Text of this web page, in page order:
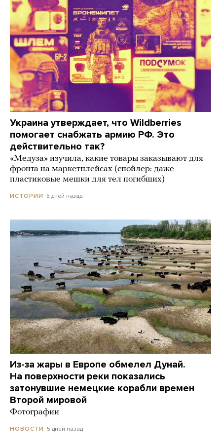
Украина утверждает, что Wildberries
помогает снабжать армию РФ. Это
действительно так?
«Медуза» изучила, какие товары заказывают для
фронта на маркетплейсах (спойлер: даже
пластиковые мешки для тел погибших)
ИСТОРИИ 5 дней назад
Из-за жары в Европе обмелел Дунай.
На поверхности реки показались
затонувшие немецкие корабли времен
Второй мировой
Фотографии
НОВОСТИ 5 дней назад